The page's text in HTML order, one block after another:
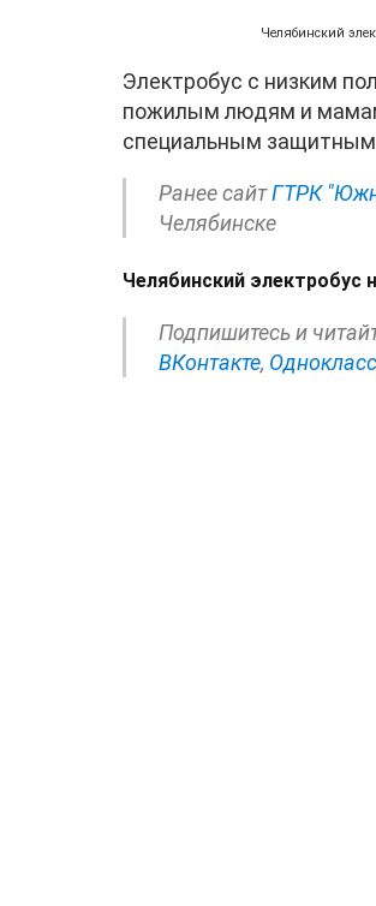
Челябинский
Электробус с низким
пожилым людям и мамам
специальным
Ранее сайтГТРК
Челябинске
Челябинский электробус
Подпишитесь и
ВКонтакте,